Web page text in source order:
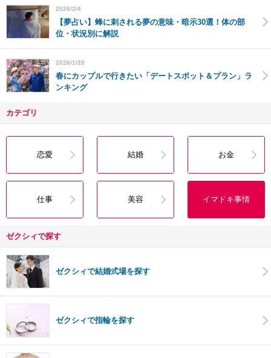
2026/2/4
【夢占い】蜂に刺される夢の意味・暗示30選！体の部
位・状況別に解説
2026/1/20
春にカップルで行きたい「デートスポット＆プラン」ラ
ンキング
カテゴリ
恋愛 結婚 お金
仕事 美容 イマドキ事情
ゼクシィで探す
ゼクシィで結婚式場を探す
ゼクシィで指輪を探す